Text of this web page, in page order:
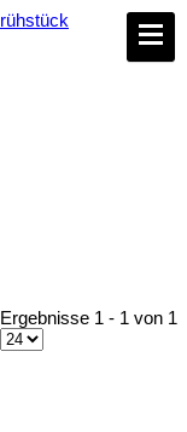
Ergebnisse 1 - 1 von 1